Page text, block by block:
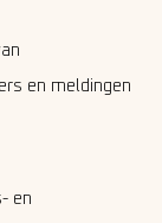
en meldingen
en